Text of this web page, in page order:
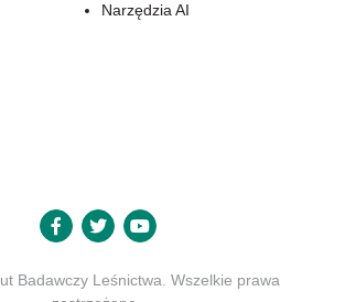
Narzędzia AI
Badawczy Leśnictwa. Wszelkie prawa